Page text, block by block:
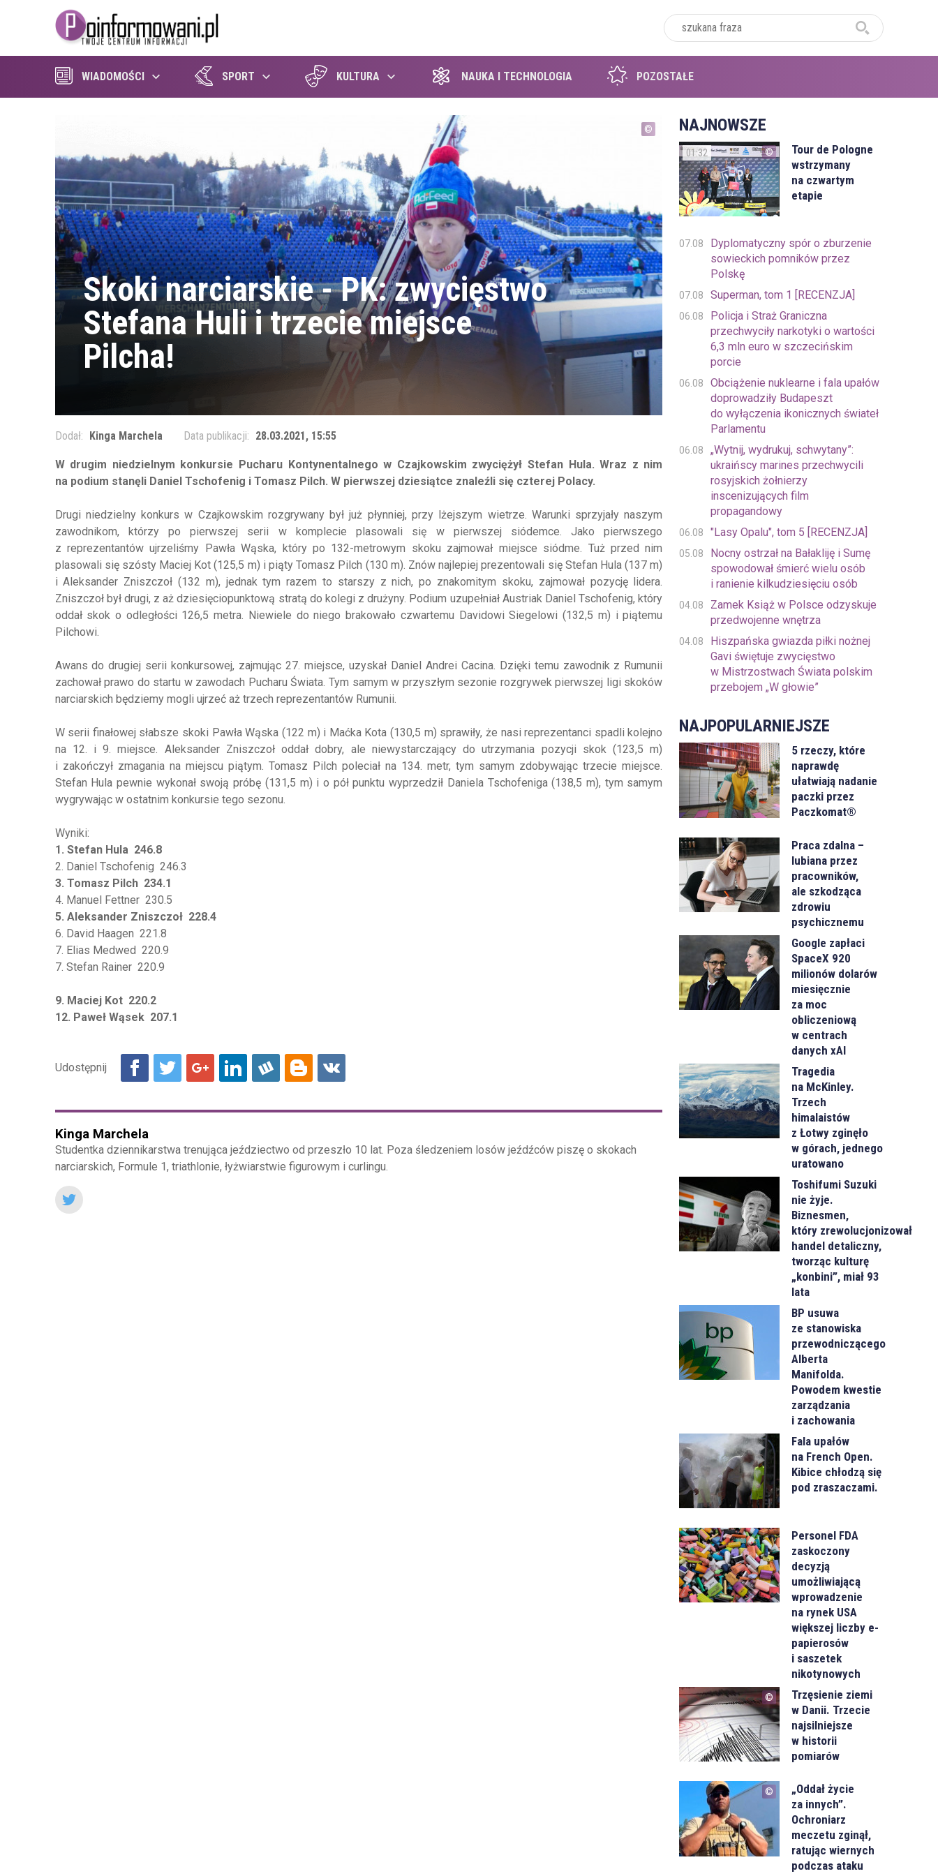
WIADOMOŚCI SPORT KULTURA NAUKA I TECHNOLOGIA POZOSTAŁE
Skoki narciarskie - PK: zwycięstwo
Stefana Huli i trzecie miejsce
Pilcha!
Dodał: Kinga Marchela Data publikacji: 28.03.2021, 15:55
W drugim niedzielnym konkursie Pucharu Kontynentalnego w Czajkowskim zwyciężył Stefan Hula. Wraz z nim
na podium stanęli Daniel Tschofenig i Tomasz Pilch. W pierwszej dziesiątce znaleźli się czterej Polacy.
Drugi niedzielny konkurs w Czajkowskim rozgrywany był już płynniej, przy lżejszym wietrze. Warunki sprzyjały naszym
zawodnikom, którzy po pierwszej serii w komplecie plasowali się w pierwszej siódemce. Jako pierwszego
z reprezentantów ujrzeliśmy Pawła Wąska, który po 132-metrowym skoku zajmował miejsce siódme. Tuż przed nim
plasowali się szósty Maciej Kot (125,5 m) i piąty Tomasz Pilch (130 m). Znów najlepiej prezentowali się Stefan Hula (137 m)
i Aleksander Zniszczoł (132 m), jednak tym razem to starszy z nich, po znakomitym skoku, zajmował pozycję lidera.
Zniszczoł był drugi, z aż dziesięciopunktową stratą do kolegi z drużyny. Podium uzupełniał Austriak DanielTschofenig, który
oddał skok o odległości 126,5 metra. Niewiele do niego brakowało czwartemu DavidowiSiegelowi (132,5 m) i piątemu
Pilchowi.
Awans do drugiej serii konkursowej, zajmując 27. miejsce, uzyskał Daniel Andrei Cacina. Dzięki temu zawodnik z Rumunii
zachował prawo do startu w zawodach Pucharu Świata. Tym samym w przyszłym sezonie rozgrywek pierwszej ligi skoków
narciarskich będziemy mogli ujrzeć aż trzech reprezentantów Rumunii.
W serii finałowej słabsze skoki Pawła Wąska (122 m) i Maćka Kota (130,5 m) sprawiły, że nasi reprezentanci spadli kolejno
na 12. i 9. miejsce. Aleksander Zniszczoł oddał dobry, ale niewystarczający do utrzymania pozycji skok (123,5 m)
i zakończył zmagania na miejscu piątym. Tomasz Pilch poleciał na 134. metr, tym samym zdobywając trzecie miejsce.
Stefan Hula pewnie wykonał swoją próbę (131,5 m) i o pół punktu wyprzedził Daniela Tschofeniga(138,5 m), tym samym
wygrywając w ostatnim konkursie tego sezonu.
Wyniki:
1. Stefan Hula 246.8
2. Daniel Tschofenig 246.3
3. Tomasz Pilch 234.1
4. Manuel Fettner 230.5
5. Aleksander Zniszczoł 228.4
6. David Haagen 221.8
7. Elias Medwed 220.9
7. Stefan Rainer 220.9
9. Maciej Kot 220.2
12. Paweł Wąsek 207.1
Kinga Marchela
Studentka dziennikarstwa trenująca jeździectwo od przeszło 10 lat. Poza śledzeniem losów jeźdźców piszę o skokach
narciarskich, Formule 1, triathlonie, łyżwiarstwie figurowym i curlingu.
NAJNOWSZE
01:32
Tour de Pologne
wstrzymany
na czwartym
etapie
07.08
Dyplomatyczny spór o zburzenie
sowieckich pomników przez
Polskę
07.08 Superman, tom 1 [RECENZJA]
06.08
Policja i Straż Graniczna
przechwyciły narkotyki o wartości
6,3 mln euro w szczecińskim
porcie
06.08
Obciążenie nuklearne i fala upałów
doprowadziły Budapeszt
do wyłączenia ikonicznych świateł
Parlamentu
06.08
„Wytnij, wydrukuj, schwytany”:
ukraińscy marines przechwycili
rosyjskich żołnierzy
inscenizujących film
propagandowy
06.08 "Lasy Opalu", tom 5 [RECENZJA]
05.08
Nocny ostrzał na Bałakliję i Sumę
spowodował śmierć wielu osób
i ranienie kilkudziesięciu osób
04.08
Zamek Książ w Polsce odzyskuje
przedwojenne wnętrza
04.08
Hiszpańska gwiazda piłki nożnej
Gavi świętuje zwycięstwo
w Mistrzostwach Świata polskim
przebojem „W głowie”
NAJPOPULARNIEJSZE
5 rzeczy, które
naprawdę
ułatwiają nadanie
paczki przez
Paczkomat®
Praca zdalna –
lubiana przez
pracowników,
ale szkodząca
zdrowiu
psychicznemu
Google zapłaci
SpaceX 920
milionów dolarów
miesięcznie
za moc
obliczeniową
w centrach
danych xAI
Tragedia
na McKinley.
Trzech
himalaistów
z Łotwy zginęło
w górach, jednego
uratowano
Toshifumi Suzuki
nie żyje.
Biznesmen,
który zrewolucjonizował
handel detaliczny,
tworząc kulturę
„konbini”, miał 93
lata
BP usuwa
ze stanowiska
przewodniczącego
Alberta
Manifolda.
Powodem kwestie
zarządzania
i zachowania
Fala upałów
na French Open.
Kibice chłodzą się
pod zraszaczami.
Personel FDA
zaskoczony
decyzją
umożliwiającą
wprowadzenie
na rynek USA
większej liczby e-
papierosów
i saszetek
nikotynowych
Trzęsienie ziemi
w Danii. Trzecie
najsilniejsze
w historii
pomiarów
„Oddał życie
za innych”.
Ochroniarz
meczetu zginął,
ratując wiernych
podczas ataku